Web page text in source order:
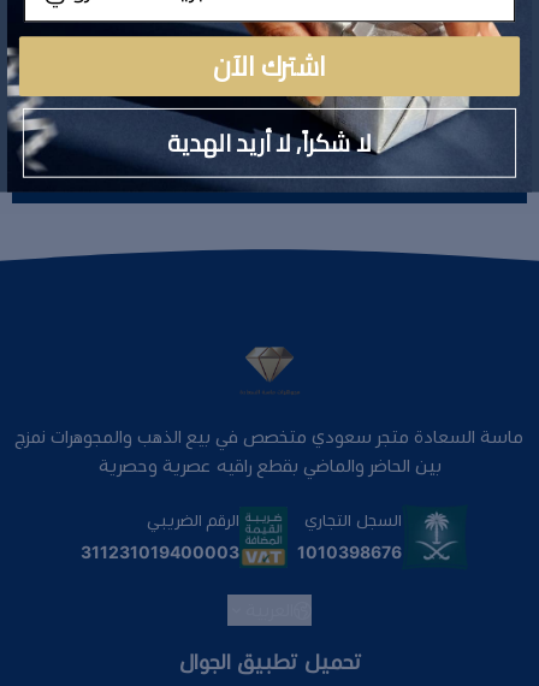
تقييمات المنتج
ماسة السعادة متجر سعودي متخصص في بيع الذهب والمجوهرات نمزج
بين الحاضر والماضي بقطع راقيه عصرية وحصرية
السجل التجاري
1010398676
الرقم الضريبي
311231019400003
تحميل تطبيق الجوال
اشترك الآن
لا شكراً, لا أريد الهدية